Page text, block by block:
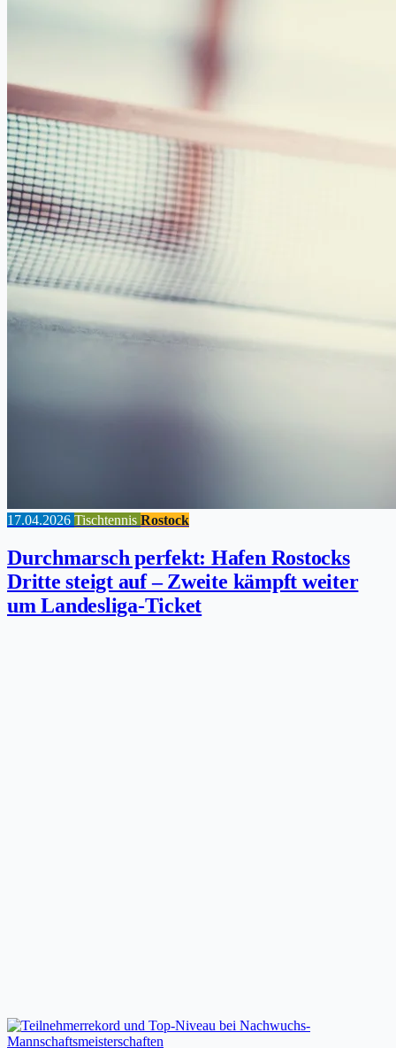
17.04.2026 Tischtennis Rostock
Durchmarsch perfekt: Hafen Rostocks
Dritte steigt auf – Zweite kämpft weiter
um Landesliga-Ticket